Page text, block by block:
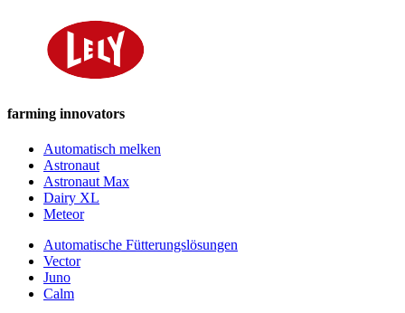
farming innovators
Automatisch melken
Astronaut
Astronaut Max
Dairy XL
Meteor
Automatische Fütterungslösungen
Vector
Juno
Calm